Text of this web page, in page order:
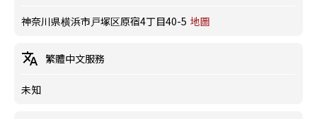
神奈川県横浜市戸塚区原宿4丁目40-5 地圖
繁體中文服務
未知